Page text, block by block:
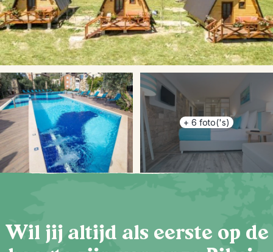
+ 6 foto('s)
Wil jij altijd als eerste op de